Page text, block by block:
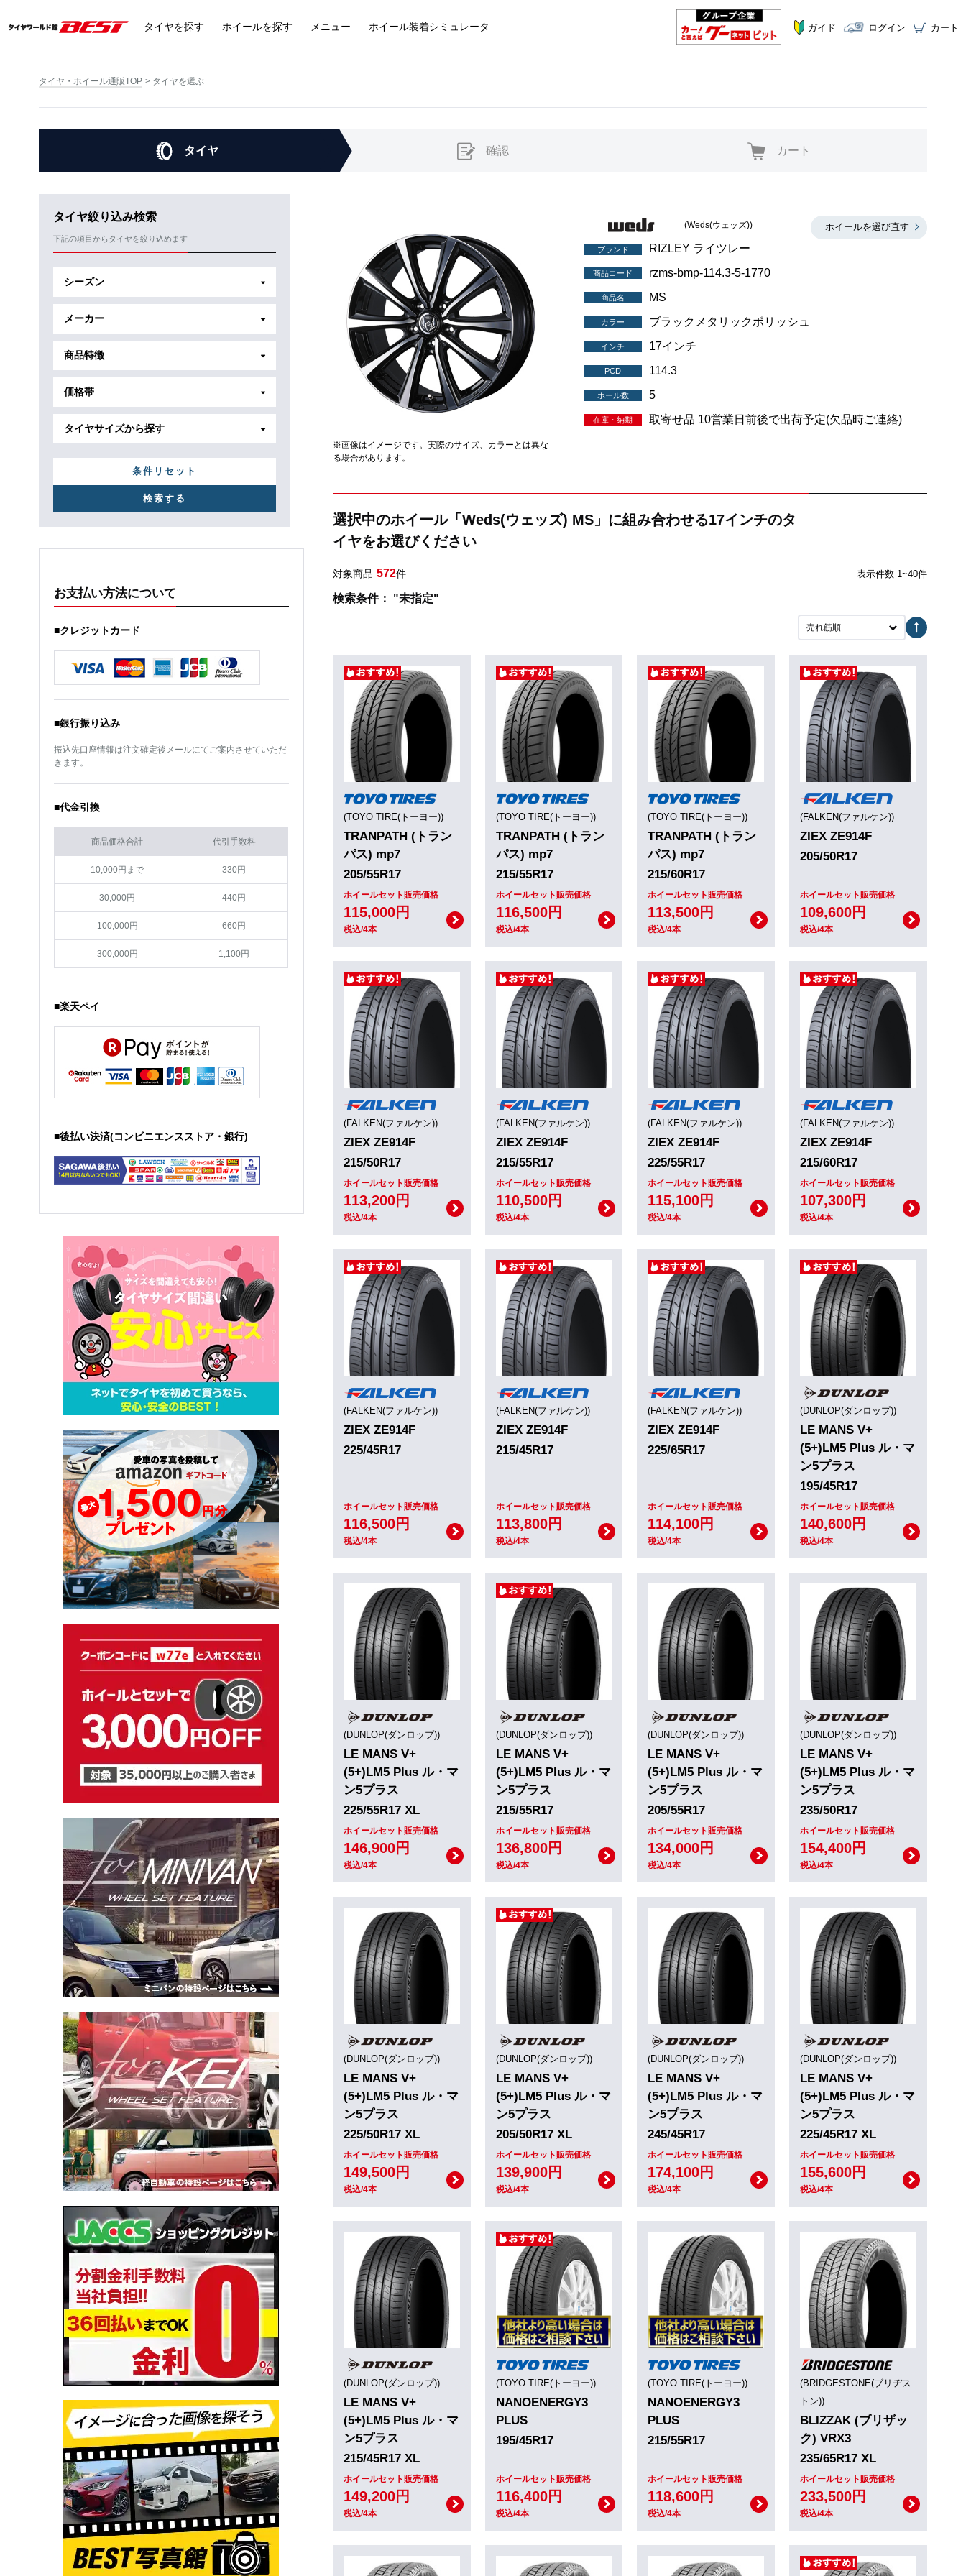
タイヤを探す ホイールを探す メニュー ホイール装着シミュレータ ガイド ログイン カート
タイヤ・ホイール通販TOP タイヤを選ぶ
タイヤ 確認 カート
タイヤ絞り込み検索
下記の項目からタイヤを絞り込めます
シーズン
メーカー
商品特徴
価格帯
タイヤサイズから探す
条件リセット
お支払い方法について
■クレジットカード
■銀行振り込み
振込先口座情報は注文確定後メールにてご案内させていただ
きます。
■代金引換
商品価格合計 代引手数料
10,000円まで 330円
30,000円 440円
100,000円 660円
300,000円 1,100円
■楽天ペイ
■後払い決済(コンビニエンスストア・銀行)
※画像はイメージです。実際のサイズ、カラーとは異な
る場合があります。
ホイールを選び直す
(Weds(ウェッズ))
ブランド RIZLEY ライツレー
商品コード rzms-bmp-114.3-5-1770
商品名 MS
カラー ブラックメタリックポリッシュ
インチ 17インチ
PCD 114.3
ホール数 5
在庫・納期 取寄せ品 10営業日前後で出荷予定(欠品時ご連絡)
選択中のホイール「Weds(ウェッズ) MS」に組み合わせる17インチのタ
イヤをお選びください
対象商品 572件 表示件数 1~40件
検索条件： "未指定"
売れ筋順
(TOYO TIRE(トーヨー))
TRANPATH (トラン
パス) mp7
205/55R17
ホイールセット販売価格
115,000円
税込/4本
(TOYO TIRE(トーヨー))
TRANPATH (トラン
パス) mp7
215/55R17
ホイールセット販売価格
116,500円
税込/4本
(TOYO TIRE(トーヨー))
TRANPATH (トラン
パス) mp7
215/60R17
ホイールセット販売価格
113,500円
税込/4本
(FALKEN(ファルケン))
ZIEX ZE914F
205/50R17
ホイールセット販売価格
109,600円
税込/4本
(FALKEN(ファルケン))
ZIEX ZE914F
215/50R17
ホイールセット販売価格
113,200円
税込/4本
(FALKEN(ファルケン))
ZIEX ZE914F
215/55R17
ホイールセット販売価格
110,500円
税込/4本
(FALKEN(ファルケン))
ZIEX ZE914F
225/55R17
ホイールセット販売価格
115,100円
税込/4本
(FALKEN(ファルケン))
ZIEX ZE914F
215/60R17
ホイールセット販売価格
107,300円
税込/4本
(FALKEN(ファルケン))
ZIEX ZE914F
225/45R17
ホイールセット販売価格
116,500円
税込/4本
(FALKEN(ファルケン))
ZIEX ZE914F
215/45R17
ホイールセット販売価格
113,800円
税込/4本
(FALKEN(ファルケン))
ZIEX ZE914F
225/65R17
ホイールセット販売価格
114,100円
税込/4本
(DUNLOP(ダンロップ))
LE MANS V+
(5+)LM5 Plus ル・マ
ン5プラス
195/45R17
ホイールセット販売価格
140,600円
税込/4本
(DUNLOP(ダンロップ))
LE MANS V+
(5+)LM5 Plus ル・マ
ン5プラス
225/55R17 XL
ホイールセット販売価格
146,900円
税込/4本
(DUNLOP(ダンロップ))
LE MANS V+
(5+)LM5 Plus ル・マ
ン5プラス
215/55R17
ホイールセット販売価格
136,800円
税込/4本
(DUNLOP(ダンロップ))
LE MANS V+
(5+)LM5 Plus ル・マ
ン5プラス
205/55R17
ホイールセット販売価格
134,000円
税込/4本
(DUNLOP(ダンロップ))
LE MANS V+
(5+)LM5 Plus ル・マ
ン5プラス
235/50R17
ホイールセット販売価格
154,400円
税込/4本
(DUNLOP(ダンロップ))
LE MANS V+
(5+)LM5 Plus ル・マ
ン5プラス
225/50R17 XL
ホイールセット販売価格
149,500円
税込/4本
(DUNLOP(ダンロップ))
LE MANS V+
(5+)LM5 Plus ル・マ
ン5プラス
205/50R17 XL
ホイールセット販売価格
139,900円
税込/4本
(DUNLOP(ダンロップ))
LE MANS V+
(5+)LM5 Plus ル・マ
ン5プラス
245/45R17
ホイールセット販売価格
174,100円
税込/4本
(DUNLOP(ダンロップ))
LE MANS V+
(5+)LM5 Plus ル・マ
ン5プラス
225/45R17 XL
ホイールセット販売価格
155,600円
税込/4本
(DUNLOP(ダンロップ))
LE MANS V+
(5+)LM5 Plus ル・マ
ン5プラス
215/45R17 XL
ホイールセット販売価格
149,200円
税込/4本
(TOYO TIRE(トーヨー))
NANOENERGY3
PLUS
195/45R17
ホイールセット販売価格
116,400円
税込/4本
(TOYO TIRE(トーヨー))
NANOENERGY3
PLUS
215/55R17
ホイールセット販売価格
118,600円
税込/4本
(BRIDGESTONE(ブリヂス
トン))
BLIZZAK (ブリザッ
ク) VRX3
235/65R17 XL
ホイールセット販売価格
233,500円
税込/4本